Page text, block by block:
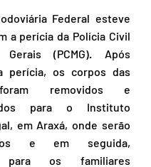
Federal esteve
a perícia da Polícia Civil
(PCMG). Após
perícia, os corpos das
removidos e
para o Instituto
em Araxá, onde serão
e em seguida,
para os familiares